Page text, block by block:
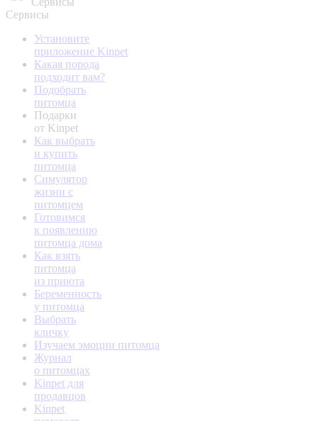
Сервисы
Установите
приложение Kinpet
Какая порода
подходит вам?
Подобрать
питомца
Подарки
от Kinpet
Как выбрать
и купить
питомца
Симулятор
жизни с
питомцем
Готовимся
к появлению
питомца дома
Как взять
питомца
из приюта
Беременность
у питомца
Выбрать
кличку
Изучаем эмоции питомца
Журнал
о питомцах
Kinpet для
продавцов
Kinpet